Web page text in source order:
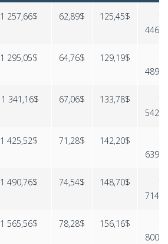
1 257,66$ 62,89$ 125,45$
1
1 295,05$ 64,76$ 129,19$
1
1 341,16$ 67,06$ 133,78$
1
1 425,52$ 71,28$ 142,20$
1
1 490,76$ 74,54$ 148,70$
1
1 565,56$ 78,28$ 156,16$
1